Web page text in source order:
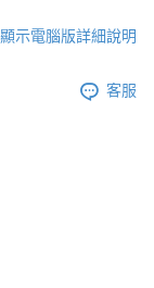
顯示電腦版詳細說明
客服